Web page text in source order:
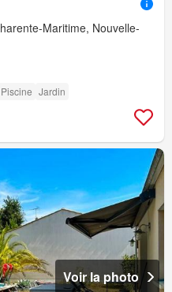
Maritime, Nouvelle-
Piscine Jardin
Voir la photo